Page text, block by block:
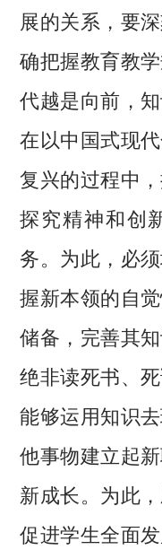
展的关系，要
确把握教育教
代越是向前，
在以中国式现
复兴的过程中
探究精神和创
务。为此，必
握新本领的自
储备，完善其
绝非读死书、
能够运用知识
他事物建立起
新成长。为此
促进学生全面